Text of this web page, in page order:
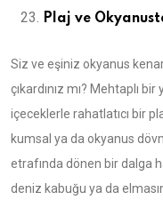
Plaj ve
Siz ve eşiniz okyanus
çıkardınız mı? Mehtaplı
içeceklerle rahatlatıcı bir
kumsal ya da okyanus
etrafında dönen bir dalga
deniz kabuğu ya da